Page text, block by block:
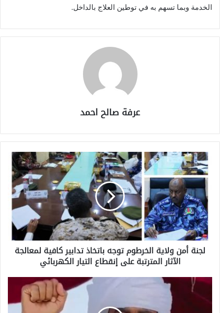
الخدمة وبما تسهم به في توطين العلاج بالداخل.
عرفة صالح احمد
لجنة أمن ولاية الخرطوم توجه باتخاذ تدابير كافية لمعالجة
الآثار المترتبة على إنقطاع التيار الكهربائي